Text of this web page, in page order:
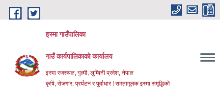
Skip to main content
इस्मा गाउँपालिका
गाउँ कार्यपालिकाको कार्यालय
इस्मा रजस्थल, गुल्मी, लुम्बिनी प्रदेश, नेपाल
कृषि, रोजगार, प्रर्यटन र पुर्वाधार ! समतामूलक इस्मा समृद्धिको